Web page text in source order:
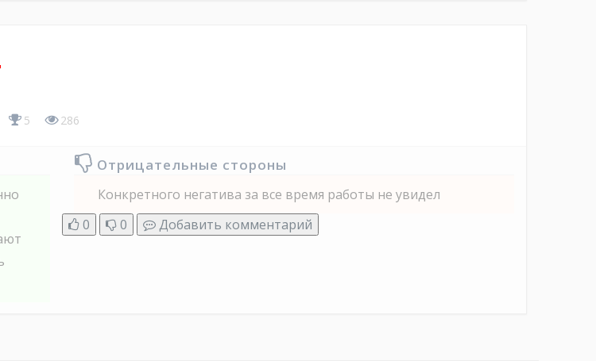
5 286
Отрицательные стороны
Конкретного негатива за все время работы не увидел
0
0 Добавить комментарий